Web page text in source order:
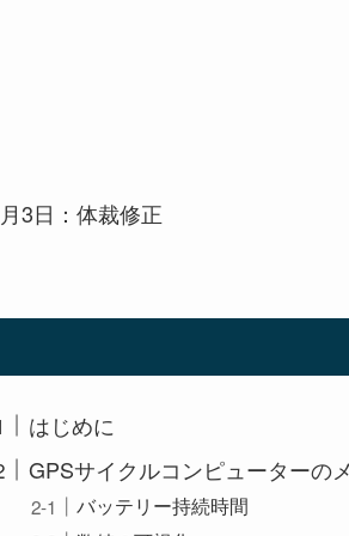
3日：体裁修正
はじめに
GPSサイクルコンピューターの
バッテリー持続時間